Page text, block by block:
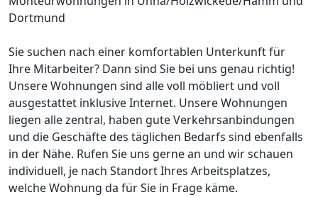
Dortmund
Sie suchen nach einer komfortablen Unterkunft für
Ihre Mitarbeiter? Dann sind Sie bei uns genau richtig!
Unsere Wohnungen sind alle voll möbliert und voll
ausgestattet inklusive Internet. Unsere Wohnungen
liegen alle zentral, haben gute Verkehrsanbindungen
und die Geschäfte des täglichen Bedarfs sind ebenfalls
in der Nähe. Rufen Sie uns gerne an und wir schauen
individuell, je nach Standort Ihres Arbeitsplatzes,
welche Wohnung da für Sie in Frage käme.